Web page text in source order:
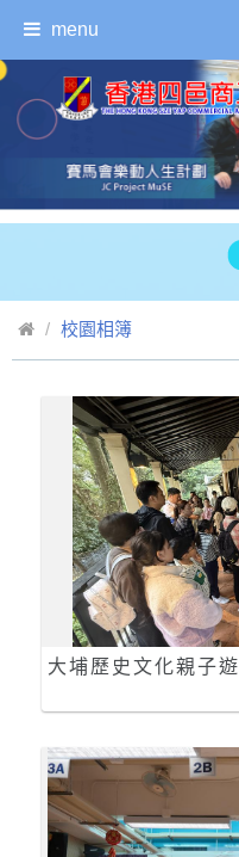
menu
校園相簿
大埔歷史文化親子遊